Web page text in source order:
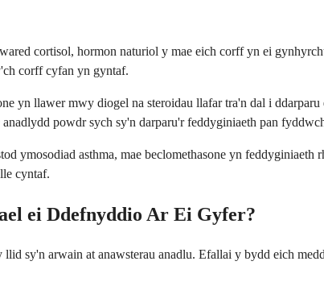
cortisol, hormon naturiol y mae eich corff yn ei
corff cyfan yn gyntaf.
yn llawer mwy diogel na steroidau llafar tra'n dal i
powdr sych sy'n darparu'r feddyginiaeth pan
ymosodiad asthma, mae beclomethasone yn
cyntaf.
ei Ddefnyddio Ar Ei Gyfer?
sy'n arwain at anawsterau anadlu. Efallai y bydd eich